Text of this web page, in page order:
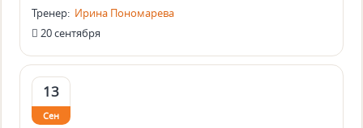
Тренер: Ирина Пономарева
20 сентября
13
Сен